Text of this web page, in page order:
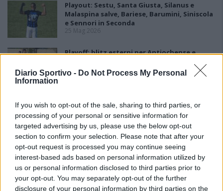
Diario Sportivo - Do Not Process My Personal
Information
If you wish to opt-out of the sale, sharing to third parties, or
processing of your personal or sensitive information for
targeted advertising by us, please use the below opt-out
section to confirm your selection. Please note that after your
opt-out request is processed you may continue seeing
interest-based ads based on personal information utilized by
us or personal information disclosed to third parties prior to
your opt-out. You may separately opt-out of the further
disclosure of your personal information by third parties on the
Playout: Sestu, Santa Giusta, Silanus e
Malaspina salve, Bariese, Barumini, Siniscola
e Sennori in Seconda
25 Mag 2026
Playoff: blitz esterni per Antiochense e
25 Mag 2026